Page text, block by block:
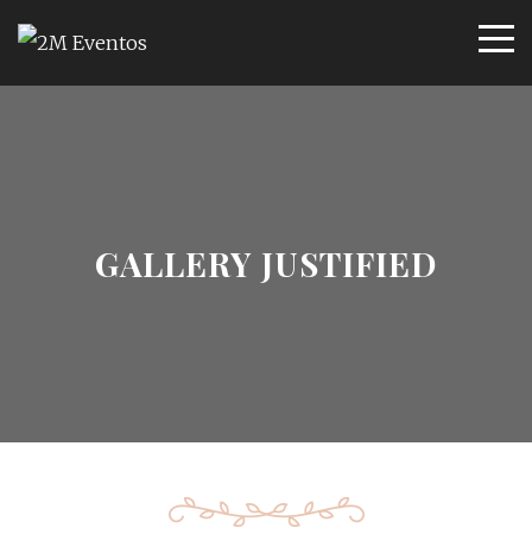
GALLERY JUSTIFIED